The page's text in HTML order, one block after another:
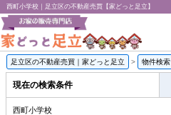
西町小学校｜足立区の不動産売買【家どっと足立】
足立区の不動産売買｜家どっと足立 > 物件検索
現在の検索条件
西町小学校